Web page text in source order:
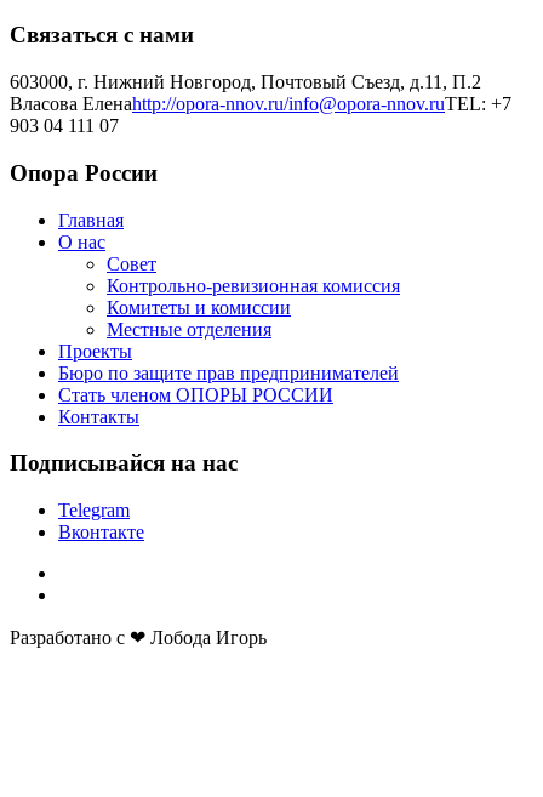
Связаться с нами
603000, г. Нижний Новгород, Почтовый Съезд, д.11, П.2
Власова Еленаhttp://opora-nnov.ru/info@opora-nnov.ruTEL: +7
903 04 111 07
Опора России
Главная
О нас
Совет
Контрольно-ревизионная комиссия
Комитеты и комиссии
Местные отделения
Проекты
Бюро по защите прав предпринимателей
Стать членом ОПОРЫ РОССИИ
Контакты
Подписывайся на нас
Telegram
Вконтакте
Разработано с ❤ Лобода Игорь